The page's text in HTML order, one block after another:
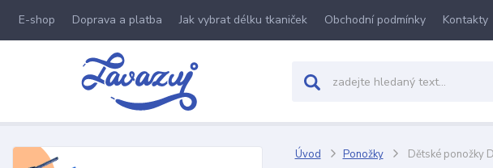
E-shop Doprava a platba Jak vybrat délku tkaniček Obchodní podmínky Kontakty
Úvod Ponožky Dětské ponožky